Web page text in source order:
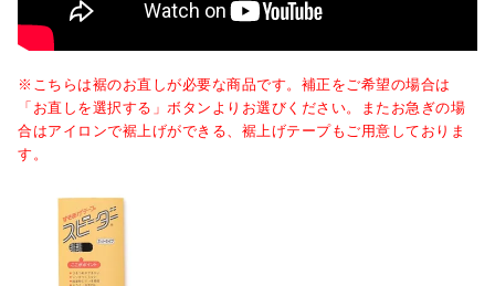
※こちらは裾のお直しが必要な商品です。補正をご希望の場合は
「お直しを選択する」ボタンよりお選びください。またお急ぎの場
合はアイロンで裾上げができる、裾上げテープもご用意しておりま
す。